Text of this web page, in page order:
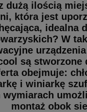
dużą ilością
która jest
idealna
W
są stworzone
obejmuje:
i winiarkę
wymiarach
montaż obok